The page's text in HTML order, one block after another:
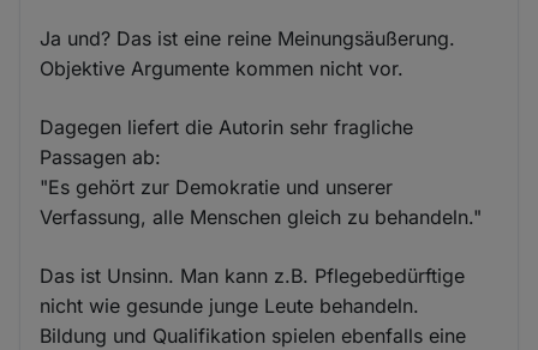
Ja und? Das ist eine reine Meinungsäußerung.
Objektive Argumente kommen nicht vor.
Dagegen liefert die Autorin sehr fragliche
Passagen ab:
"Es gehört zur Demokratie und unserer
Verfassung, alle Menschen gleich zu behandeln."
Das ist Unsinn. Man kann z.B. Pflegebedürftige
nicht wie gesunde junge Leute behandeln.
Bildung und Qualifikation spielen ebenfalls eine